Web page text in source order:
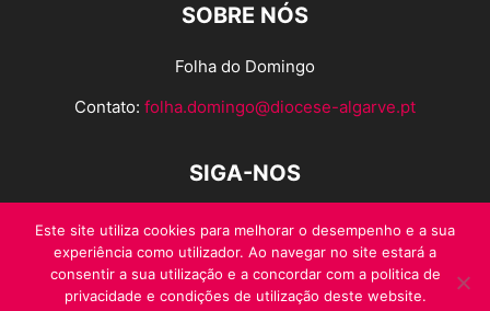
SOBRE NÓS
Folha do Domingo
Contato: folha.domingo@diocese-algarve.pt
SIGA-NOS
Este site utiliza cookies para melhorar o desempenho e a sua
experiência como utilizador. Ao navegar no site estará a
consentir a sua utilização e a concordar com a politica de
privacidade e condições de utilização deste website.